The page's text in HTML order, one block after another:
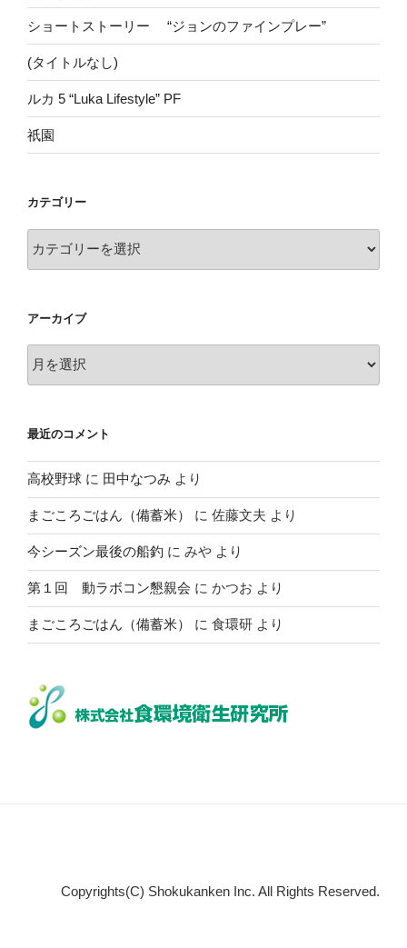
ショートストーリー “ジョンのファインプレー”
(タイトルなし)
ルカ 5 “Luka Lifestyle” PF
祇園
カテゴリー
テ
ー
アーカイブ
ー
ブ
最近のコメント
高校野球 に 田中なつみ より
まごころごはん（備蓄米） に 佐藤文夫 より
今シーズン最後の船釣 に みや より
第１回 動ラボコン懇親会 に かつお より
まごころごはん（備蓄米） に 食環研 より
Copyrights(C) Shokukanken Inc. All Rights Reserved.